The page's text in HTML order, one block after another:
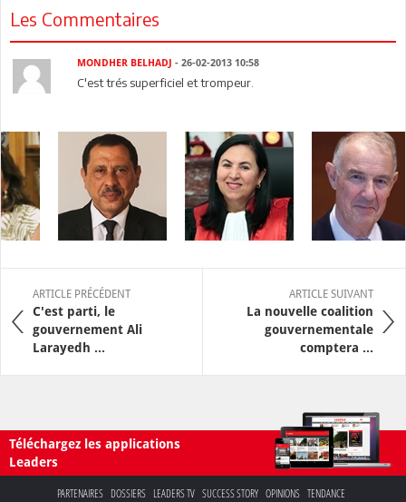
Les Commentaires
MONDHER BELHADJ - 26-02-2013 10:58
C'est trés superficiel et trompeur.
ARTICLE PRÉCÉDENT
C'est parti, le
gouvernement Ali
Larayedh ...
ARTICLE SUIVANT
La nouvelle coalition
gouvernementale
comptera ...
Téléchargez les applications
Leaders
PARTENAIRES DOSSIERS LEADERS TV SUCCESS STORY OPINIONS TENDANCE